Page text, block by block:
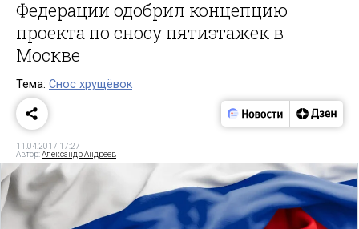
Федерации одобрил концепцию
проекта по сносу пятиэтажек в
Москве
Тема: Снос хрущёвок
11.04.2017 17:27
Автор:Александр Андреев